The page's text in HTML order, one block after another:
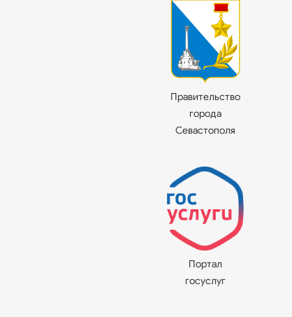
Правительство
города
Севастополя
Портал
госуслуг